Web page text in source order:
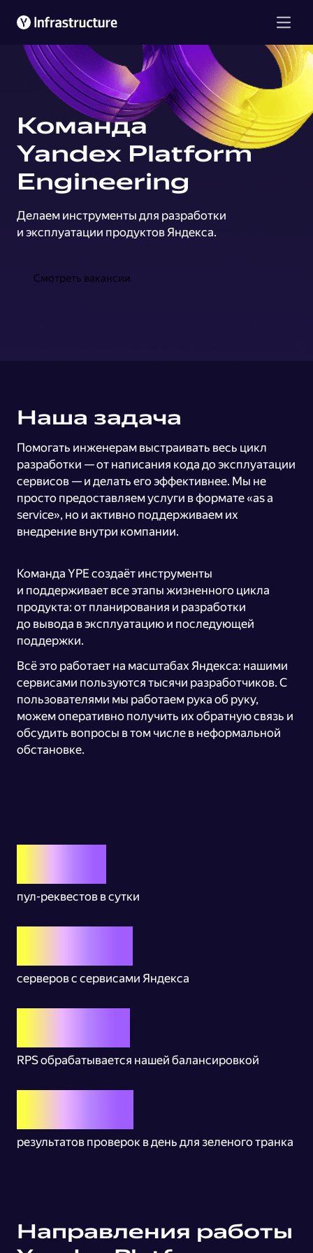
Команда
Yandex Platform
Engineering
Делаем инструменты для разработки
и эксплуатации продуктов Яндекса.
Смотреть вакансии
Наша задача
Помогать инженерам выстраивать весь цикл
разработки — от написания кода до эксплуатации
сервисов — и делать его эффективнее. Мы не
просто предоставляем услуги в формате «as a
service», но и активно поддерживаем их
внедрение внутри компании.
Команда YPE создаёт инструменты
и поддерживает все этапы жизненного цикла
продукта: от планирования и разработки
до вывода в эксплуатацию и последующей
поддержки.
Всё это работает на масштабах Яндекса: нашими
сервисами пользуются тысячи разработчиков. С
пользователями мы работаем рука об руку,
можем оперативно получить их обратную связь и
обсудить вопросы в том числе в неформальной
обстановке.
пул-реквестов в сутки
серверов с сервисами Яндекса
RPS обрабатывается нашей балансировкой
результатов проверок в день для зеленого транка
Направления работы